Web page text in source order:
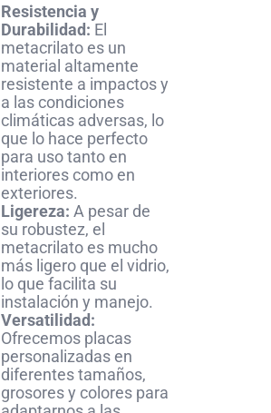
Resistencia y
Durabilidad: El
metacrilato es un
material altamente
resistente a impactos y
a las condiciones
climáticas adversas, lo
que lo hace perfecto
para uso tanto en
interiores como en
exteriores.
Ligereza: A pesar de
su robustez, el
metacrilato es mucho
más ligero que el vidrio,
lo que facilita su
instalación y manejo.
Versatilidad:
Ofrecemos placas
personalizadas en
diferentes tamaños,
grosores y colores para